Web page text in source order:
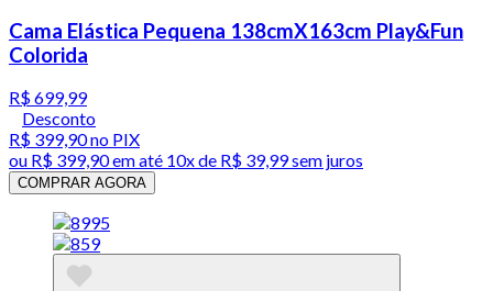
Cama Elástica Pequena 138cmX163cm Play&Fun
Colorida
R$ 699,99
Desconto
R$ 399,90no PIX
ou R$ 399,90em até 10x de R$ 39,99 sem juros
COMPRAR AGORA